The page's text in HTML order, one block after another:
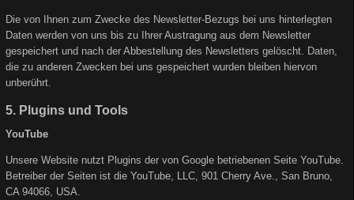
Die von Ihnen zum Zwecke des Newsletter-Bezugs bei uns hinterlegten
Daten werden von uns bis zu Ihrer Austragung aus dem Newsletter
gespeichert und nach der Abbestellung des Newsletters gelöscht. Daten,
die zu anderen Zwecken bei uns gespeichert wurden bleiben hiervon
unberührt.
5. Plugins und Tools
YouTube
Unsere Website nutzt Plugins der von Google betriebenen Seite YouTube.
Betreiber der Seiten ist die YouTube, LLC, 901 Cherry Ave., San Bruno,
CA 94066, USA.